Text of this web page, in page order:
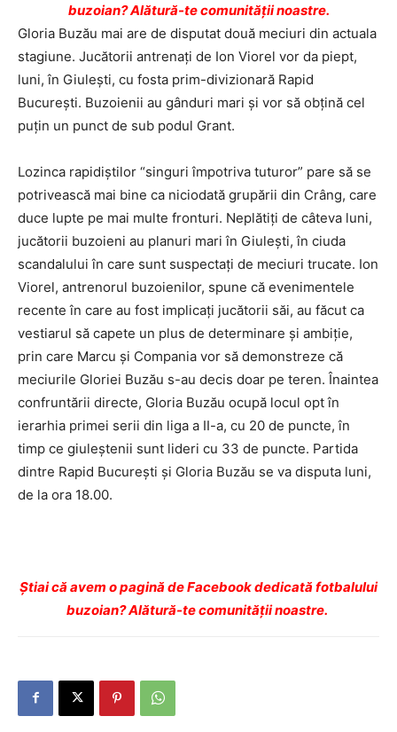
buzoian? Alătură-te comunității noastre.
Gloria Buzău mai are de disputat două meciuri din actuala
stagiune. Jucătorii antrenaţi de Ion Viorel vor da piept,
luni, în Giuleşti, cu fosta prim-divizionară Rapid
Bucureşti. Buzoienii au gânduri mari şi vor să obţină cel
puţin un punct de sub podul Grant.
Lozinca rapidiştilor “singuri împotriva tuturor” pare să se
potrivească mai bine ca niciodată grupării din Crâng, care
duce lupte pe mai multe fronturi. Neplătiţi de câteva luni,
jucătorii buzoieni au planuri mari în Giuleşti, în ciuda
scandalului în care sunt suspectaţi de meciuri trucate. Ion
Viorel, antrenorul buzoienilor, spune că evenimentele
recente în care au fost implicaţi jucătorii săi, au făcut ca
vestiarul să capete un plus de determinare şi ambiţie,
prin care Marcu şi Compania vor să demonstreze că
meciurile Gloriei Buzău s-au decis doar pe teren. Înaintea
confruntării directe, Gloria Buzău ocupă locul opt în
ierarhia primei serii din liga a II-a, cu 20 de puncte, în
timp ce giuleştenii sunt lideri cu 33 de puncte. Partida
dintre Rapid Bucureşti şi Gloria Buzău se va disputa luni,
de la ora 18.00.
Ştiai că avem o pagină de Facebook dedicată fotbalului
buzoian? Alătură-te comunității noastre.